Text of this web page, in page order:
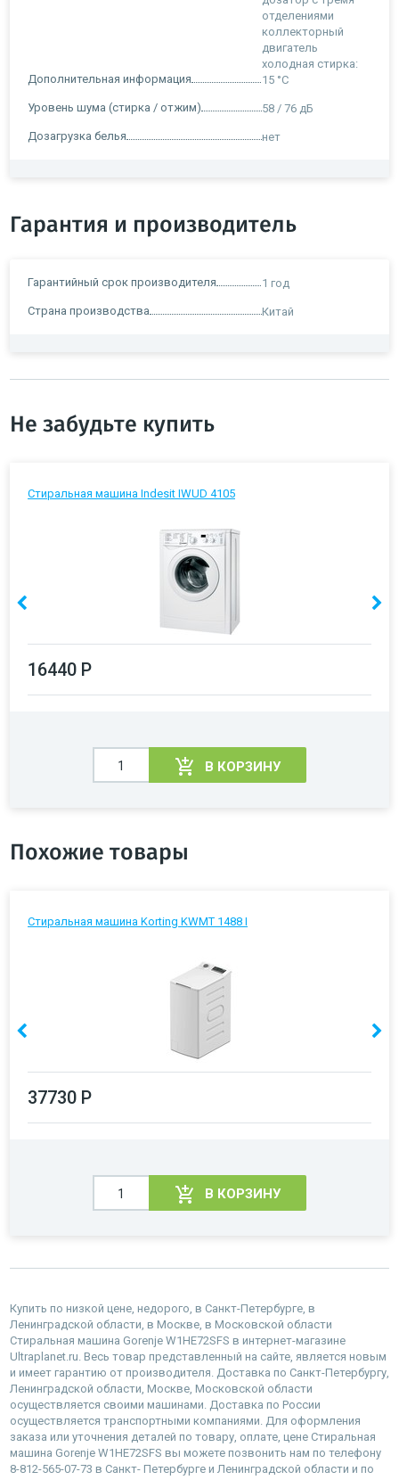
Дополнительная информация
отделениями
коллекторный
двигатель
холодная стирка:
15 °C
Уровень шума (стирка / отжим) 58 / 76 дБ
Дозагрузка белья нет
Гарантия и производитель
Гарантийный срок производителя 1 год
Страна производства Китай
Не забудьте купить
Стиральная машина Indesit IWUD 4105
16440 Р
В КОРЗИНУ
Похожие товары
Стиральная машина Korting KWMT 1488 I
37730 Р
В КОРЗИНУ
Купить по низкой цене, недорого, в Санкт-Петербурге, в
Ленинградской области, в Москве, в Московской области
Стиральная машина Gorenje W1HE72SFS в интернет-магазине
Ultraplanet.ru. Весь товар представленный на сайте, является новым
и имеет гарантию от производителя. Доставка по Санкт-Петербургу,
Ленинградской области, Москве, Московской области
осуществляется своими машинами. Доставка по России
осуществляется транспортными компаниями. Для оформления
заказа или уточнения деталей по товару, оплате, цене Стиральная
машина Gorenje W1HE72SFS вы можете позвонить нам по телефону
8-812-565-07-73 в Санкт- Петербурге и Ленинградской области и по